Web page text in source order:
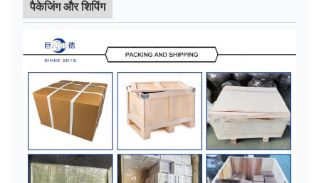
पैकेजिंग और शिपिंग